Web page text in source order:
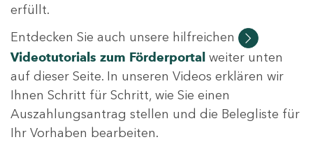
erfüllt.
Entdecken Sie auch unsere hilfreichen
Videotutorials zum Förderportal weiter unten
auf dieser Seite. In unseren Videos erklären wir
Ihnen Schritt für Schritt, wie Sie einen
Auszahlungsantrag stellen und die Belegliste für
Ihr Vorhaben bearbeiten.